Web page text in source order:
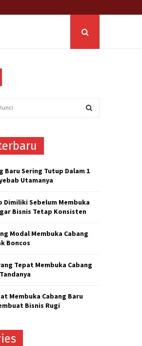
C
Baru Sering Tutup Dalam 1
Utamanya
Dimiliki Sebelum Membuka
Bisnis Tetap Konsisten
Modal Membuka Cabang
Boncos
Tepat Membuka Cabang
Membuka Cabang Baru
Bisnis Rugi